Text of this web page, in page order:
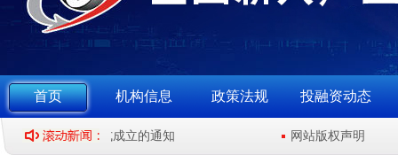
首页 机构信息 政策法规 投融资动态
进委员会正式成立的通知 网站版权声明